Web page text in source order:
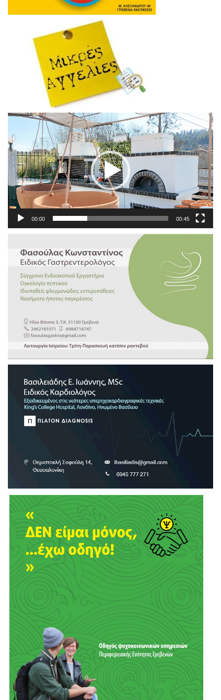
Πρόγραμμα
Αναπαραγωγής
Βίντεο
00:00 00:45